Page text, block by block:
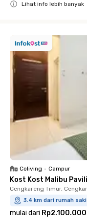
Lihat info lebih banyak
Coliving • Campur
Kost Kost Malibu
Cengkareng Timur,
3.4 km dari rumah
mulai dari Rp2.100.000